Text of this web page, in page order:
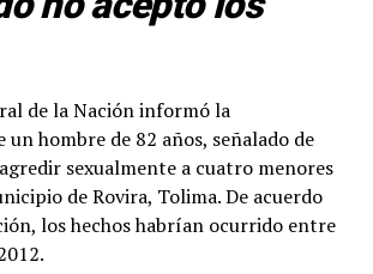
de la Nación informó la
un hombre de 82 años, señalado de
sexualmente a cuatro menores
de Rovira, Tolima. De acuerdo
los hechos habrían ocurrido entre